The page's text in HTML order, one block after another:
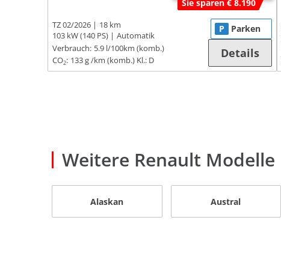
Sie sparen € 8.190
TZ 02/2026
18 km
103 kW (140 PS)
Automatik
Verbrauch: 5.9 l/100km (komb.)
CO2: 133 g /km (komb.) Kl.: D
P Parken
Details
Weitere Renault Modelle
Alaskan Austral